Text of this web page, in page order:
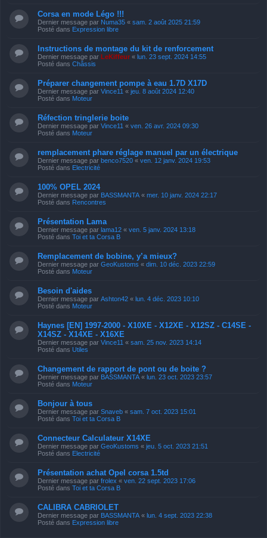
Corsa en mode Légo !!!
Dernier message par Numa35 « sam. 2 août 2025 21:59
Posté dans Expression libre
Instructions de montage du kit de renforcement
Dernier message par LeKiffeur « lun. 23 sept. 2024 14:55
Posté dans Châssis
Préparer changement pompe à eau 1.7D X17D
Dernier message par Vince11 « jeu. 8 août 2024 12:40
Posté dans Moteur
Réfection tringlerie boite
Dernier message par Vince11 « ven. 26 avr. 2024 09:30
Posté dans Moteur
remplacement phare réglage manuel par un électrique
Dernier message par benco7520 « ven. 12 janv. 2024 19:53
Posté dans Electricité
100% OPEL 2024
Dernier message par BASSMANTA « mer. 10 janv. 2024 22:17
Posté dans Rencontres
Présentation Lama
Dernier message par lama12 « ven. 5 janv. 2024 13:18
Posté dans Toi et ta Corsa B
Remplacement de bobine, y’a mieux?
Dernier message par GeoKustoms « dim. 10 déc. 2023 22:59
Posté dans Moteur
Besoin d'aides
Dernier message par Ashton42 « lun. 4 déc. 2023 10:10
Posté dans Moteur
Haynes [EN] 1997-2000 - X10XE - X12XE - X12SZ - C14SE -
X14SZ - X14XE - X16XE
Dernier message par Vince11 « sam. 25 nov. 2023 14:14
Posté dans Utiles
Changement de rapport de pont ou de boite ?
Dernier message par BASSMANTA « lun. 23 oct. 2023 23:57
Posté dans Moteur
Bonjour à tous
Dernier message par Snaveb « sam. 7 oct. 2023 15:01
Posté dans Toi et ta Corsa B
Connecteur Calculateur X14XE
Dernier message par GeoKustoms « jeu. 5 oct. 2023 21:51
Posté dans Electricité
Présentation achat Opel corsa 1.5td
Dernier message par frolex « ven. 22 sept. 2023 17:06
Posté dans Toi et ta Corsa B
CALIBRA CABRIOLET
Dernier message par BASSMANTA « lun. 4 sept. 2023 22:38
Posté dans Expression libre